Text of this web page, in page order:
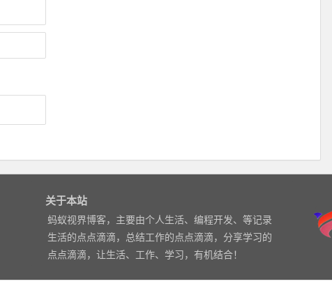
关于本站
蚂蚁视界博客，主要由个人生活、编程开发、等记录
生活的点点滴滴，总结工作的点点滴滴，分享学习的
点点滴滴，让生活、工作、学习，有机结合！